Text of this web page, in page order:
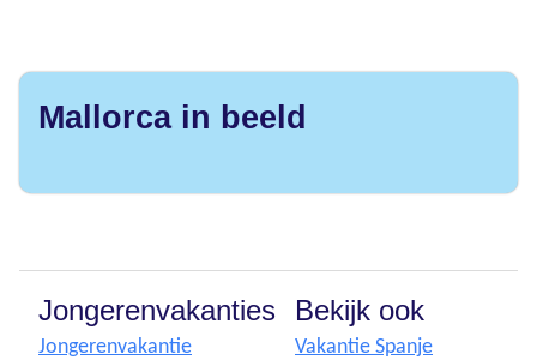
Mallorca in beeld
Jongerenvakanties
Jongerenvakantie
Bekijk ook
Vakantie Spanje